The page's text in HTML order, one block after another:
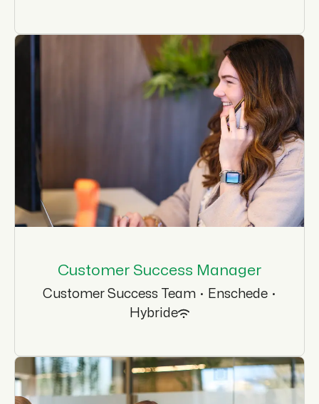
Customer Success Manager
Customer Success Team · Enschede ·
Hybride